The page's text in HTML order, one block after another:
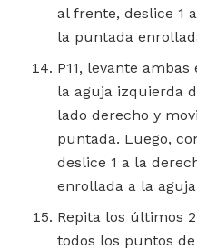
al frente, deslice 1
la puntada
P11, levante
la aguja izquierda
lado derecho y
puntada. Luego,
deslice 1 a la
enrollada a la
Repita los últimos
todos los puntos